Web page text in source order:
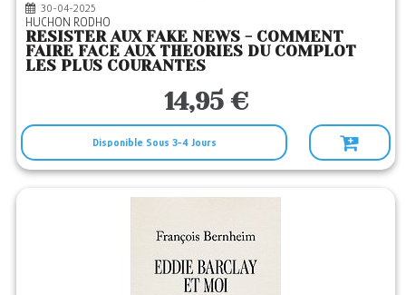
30-04-2025
HUCHON RODHO
RESISTER AUX FAKE NEWS - COMMENT
FAIRE FACE AUX THEORIES DU COMPLOT
LES PLUS COURANTES
14,95 €
Disponible Sous 3-4 Jours